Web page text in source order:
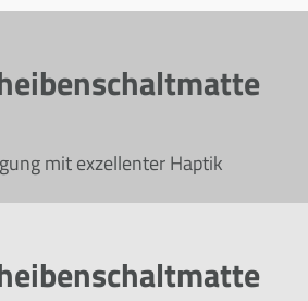
mit exzellenter Haptik